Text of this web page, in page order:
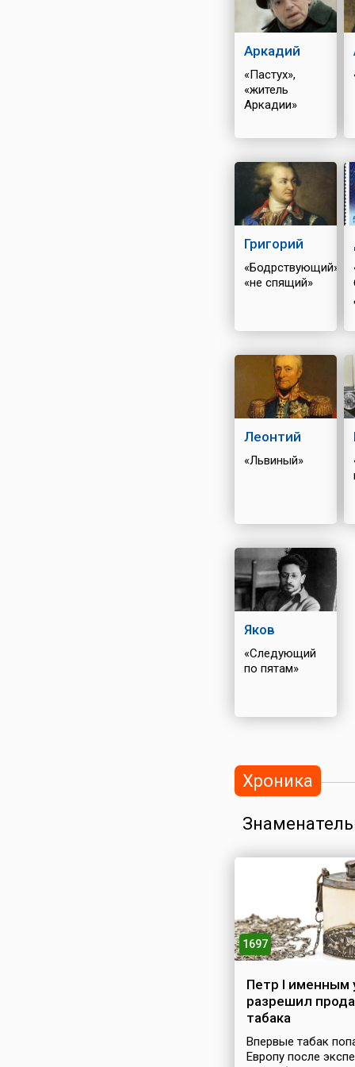
Аркадий
«Пастух»,
«житель
Аркадии»
Григорий
«Бодрствующий»,
«не спящий»
Леонтий
«Львиный»
Яков
«Следующий
по пятам»
Хроника
1697
Петр I именным
разрешил
табака
Впервые табак
Европу после